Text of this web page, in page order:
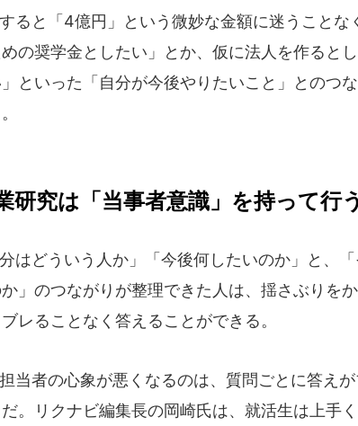
ると「4億円」という微妙な金額に迷うことな
の奨学金としたい」とか、仮に法人を作ると
」といった「自分が今後やりたいこと」とのつ
研究は「当事者意識」を持って行
はどういう人か」「今後何したいのか」と、
」のつながりが整理できた人は、揺さぶりを
レることなく答えることができる。
当者の心象が悪くなるのは、質問ごとに答え
。リクナビ編集長の岡崎氏は、就活生は上手